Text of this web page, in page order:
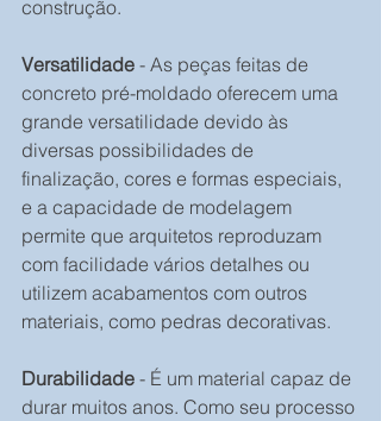
construção.
Versatilidade - As peças feitas de
concreto pré-moldado oferecem uma
grande versatilidade devido às
diversas possibilidades de
finalização, cores e formas especiais,
e a capacidade de modelagem
permite que arquitetos reproduzam
com facilidade vários detalhes ou
utilizem acabamentos com outros
materiais, como pedras decorativas.
Durabilidade - É um material capaz de
durar muitos anos. Como seu processo